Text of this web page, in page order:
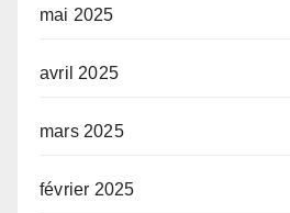
mai 2025
avril 2025
mars 2025
février 2025